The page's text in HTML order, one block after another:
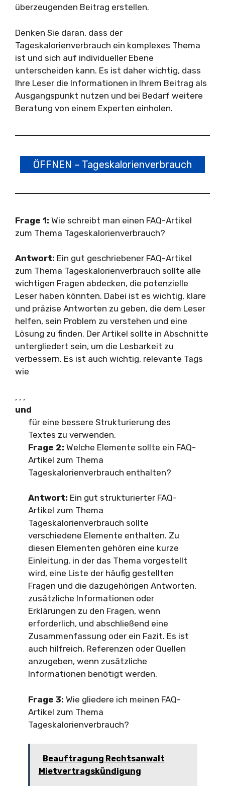
überzeugenden Beitrag erstellen.
Denken Sie daran, dass der
Tageskalorienverbrauch ein komplexes Thema
ist und sich auf individueller Ebene
unterscheiden kann. Es ist daher wichtig, dass
Ihre Leser die Informationen in Ihrem Beitrag als
Ausgangspunkt nutzen und bei Bedarf weitere
Beratung von einem Experten einholen.
ÖFFNEN – Tageskalorienverbrauch
Frage 1: Wie schreibt man einen FAQ-Artikel
zum Thema Tageskalorienverbrauch?
Antwort: Ein gut geschriebener FAQ-Artikel
zum Thema Tageskalorienverbrauch sollte alle
wichtigen Fragen abdecken, die potenzielle
Leser haben könnten. Dabei ist es wichtig, klare
und präzise Antworten zu geben, die dem Leser
helfen, sein Problem zu verstehen und eine
Lösung zu finden. Der Artikel sollte in Abschnitte
untergliedert sein, um die Lesbarkeit zu
verbessern. Es ist auch wichtig, relevante Tags
wie
, , ,
und
für eine bessere Strukturierung des
Textes zu verwenden.
Frage 2: Welche Elemente sollte ein FAQ-
Artikel zum Thema
Tageskalorienverbrauch enthalten?
Antwort: Ein gut strukturierter FAQ-
Artikel zum Thema
Tageskalorienverbrauch sollte
verschiedene Elemente enthalten. Zu
diesen Elementen gehören eine kurze
Einleitung, in der das Thema vorgestellt
wird, eine Liste der häufig gestellten
Fragen und die dazugehörigen Antworten,
zusätzliche Informationen oder
Erklärungen zu den Fragen, wenn
erforderlich, und abschließend eine
Zusammenfassung oder ein Fazit. Es ist
auch hilfreich, Referenzen oder Quellen
anzugeben, wenn zusätzliche
Informationen benötigt werden.
Frage 3: Wie gliedere ich meinen FAQ-
Artikel zum Thema
Tageskalorienverbrauch?
Beauftragung Rechtsanwalt
Mietvertragskündigung